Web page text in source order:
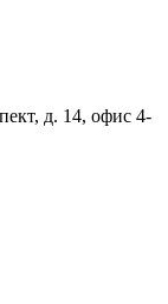
д. 14, офис 4-